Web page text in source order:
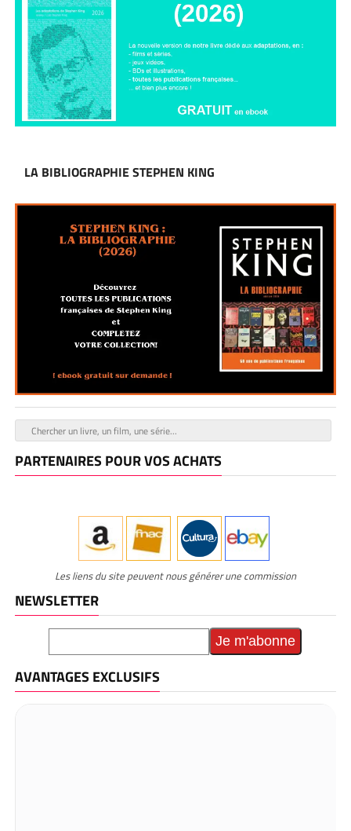
LA BIBLIOGRAPHIE STEPHEN KING
PARTENAIRES POUR VOS ACHATS
Les liens du site peuvent nous générer une commission
NEWSLETTER
AVANTAGES EXCLUSIFS